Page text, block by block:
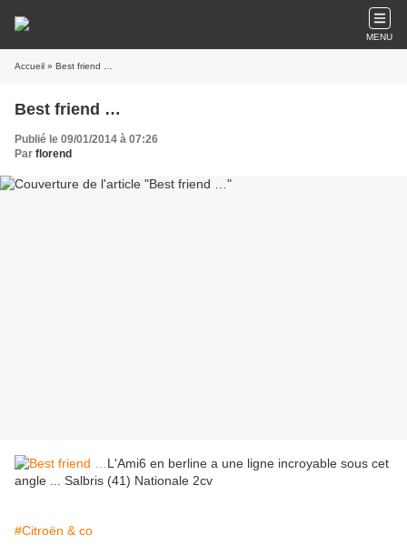
MENU
Accueil » Best friend …
Best friend …
Publié le 09/01/2014 à 07:26
Par florend
L'Ami6 en berline a une ligne incroyable sous cet
angle ... Salbris (41) Nationale 2cv
#Citroën & co